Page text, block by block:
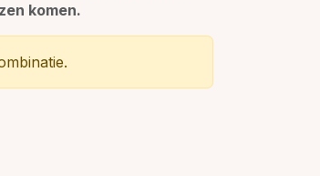
komen.